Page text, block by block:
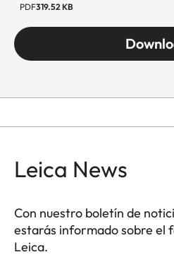
PDF319.52 KB
Leica News
Con nuestro boletín de
estarás informado sobre el
Leica.